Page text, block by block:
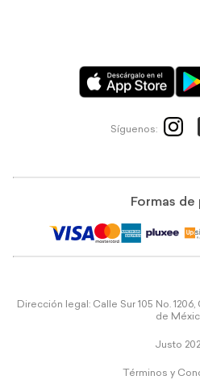
Síguenos:
Formas de
Dirección legal: Calle Sur 105 No.
de
Justo
Términos y